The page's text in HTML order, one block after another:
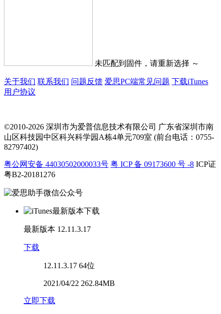
未匹配到固件，请重新选择 ～
关于我们 联系我们 问题反馈 爱思PC端常见问题 下载iTunes
用户协议
©2010-2026 深圳市为爱普信息技术有限公司 广东省深圳市南
山区科技园中区科兴科学园A栋4单元709室 (前台电话：0755-
82797402)
粤公网安备 44030502000033号 粤 ICP 备 09173600 号 -8 ICP证
粤B2-20181276
最新版本 12.11.3.17
下载
12.11.3.17 64位
2021/04/22 262.84MB
立即下载